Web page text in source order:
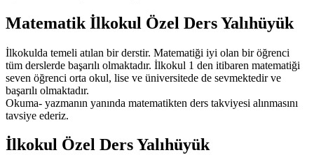
Matematik İlkokul Özel Ders Yalıhüyük
İlkokulda temeli atılan bir derstir. Matematiği iyi olan bir öğrenci
tüm derslerde başarılı olmaktadır. İlkokul 1 den itibaren matematiği
seven öğrenci orta okul, lise ve üniversitede de sevmektedir ve
başarılı olmaktadır.
Okuma- yazmanın yanında matematikten ders takviyesi alınmasını
tavsiye ederiz.
İlkokul Özel Ders Yalıhüyük